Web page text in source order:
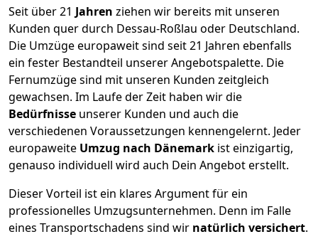
Seit über21 Jahren ziehen wir bereits mit unseren
Kunden quer durch Dessau-Roßlau oder Deutschland.
Die Umzüge europaweit sind seit21 Jahren ebenfalls
ein fester Bestandteil unserer Angebotspalette. Die
Fernumzüge sind mit unseren Kunden zeitgleich
gewachsen. Im Laufe der Zeit haben wir die
Bedürfnisse unserer Kunden und auch die
verschiedenen Voraussetzungen kennengelernt. Jeder
europaweite Umzug nach Dänemark ist einzigartig,
genauso individuell wird auch Dein Angebot erstellt.
Dieser Vorteil ist ein klares Argument für ein
professionelles Umzugsunternehmen. Denn im Falle
eines Transportschadens sind wir natürlich versichert.